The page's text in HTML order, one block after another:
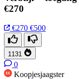
€270
€270 €500
1131
0
Koopjesjaagster